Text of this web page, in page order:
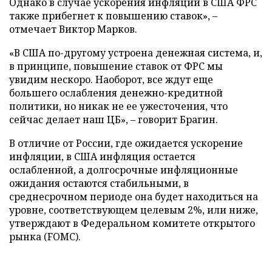
также прибегнет к повышению ставок», –
отмечает Виктор Марков.
«В США по-другому устроена денежная система, и,
в принципе, повышение ставок от ФРС мы
увидим нескоро. Наоборот, все ждут еще
большего ослабления денежно-кредитной
политики, но никак не ее ужесточения, что
сейчас делает наш ЦБ», – говорит Брагин.
В отличие от России, где ожидается ускорение
инфляции, в США инфляция остается
ослабленной, а долгосрочные инфляционные
ожидания остаются стабильными, в
среднесрочном периоде она будет находиться на
уровне, соответствующем целевым 2%, или ниже,
утверждают в Федеральном комитете открытого
рынка (FOMC).